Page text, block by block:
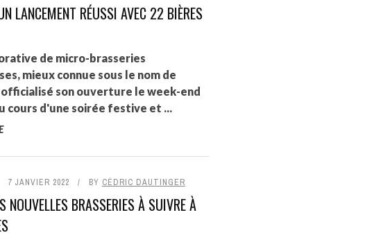
LANCEMENT RÉUSSI AVEC 22 BIÈRES
de micro-brasseries
mieux connue sous le nom de
officialisé son ouverture le week-end
cours d'une soirée festive et ...
7 JANVIER 2022 BY CÉDRIC DAUTINGER
NOUVELLES BRASSERIES À SUIVRE À